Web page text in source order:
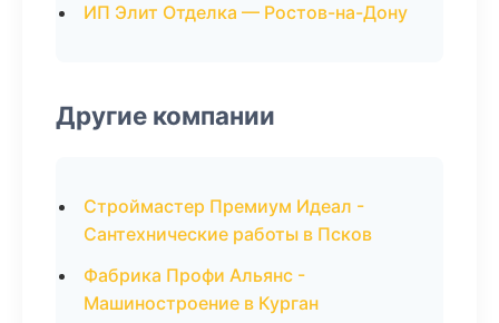
ИП Элит Отделка — Ростов-на-Дону
Другие компании
Строймастер Премиум Идеал -
Сантехнические работы в Псков
Фабрика Профи Альянс -
Машиностроение в Курган